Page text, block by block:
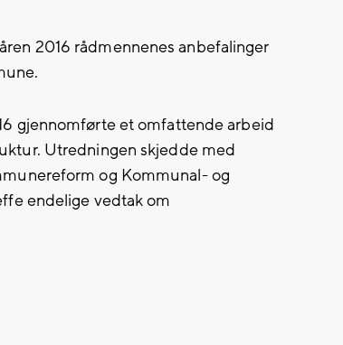
2016 rådmennenes anbefalinger
gjennomførte et omfattende arbeid
Utredningen skjedde med
og Kommunal- og
endelige vedtak om